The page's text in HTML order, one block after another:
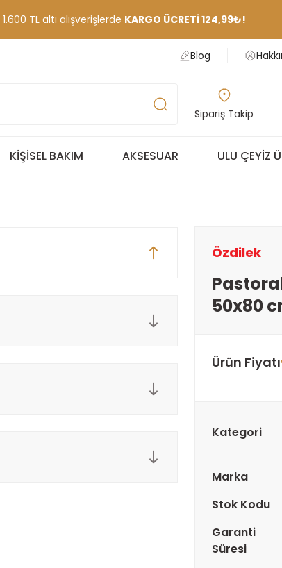
1.600 TL altı alışverişlerde KARGO ÜCRETİ 124,99₺!
Blog
Sipariş Takip
KIŞISEL BAKIM AKSESUAR ULU ÇEYIZ
Özdilek
50x80
Ürün Fiyatı
Kategori
Marka
Stok Kodu
Garanti
Süresi